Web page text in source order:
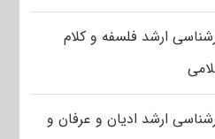
ارشد فلسفه و کلام
ارشد ادیان و عرفان و